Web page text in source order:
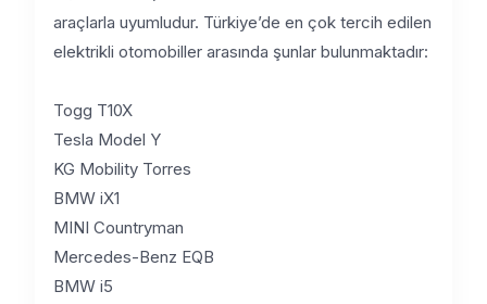
araçlarla uyumludur. Türkiye’de en çok tercih edilen
elektrikli otomobiller arasında şunlar bulunmaktadır:
Togg T10X
Tesla Model Y
KG Mobility Torres
BMW iX1
MINI Countryman
Mercedes-Benz EQB
BMW i5